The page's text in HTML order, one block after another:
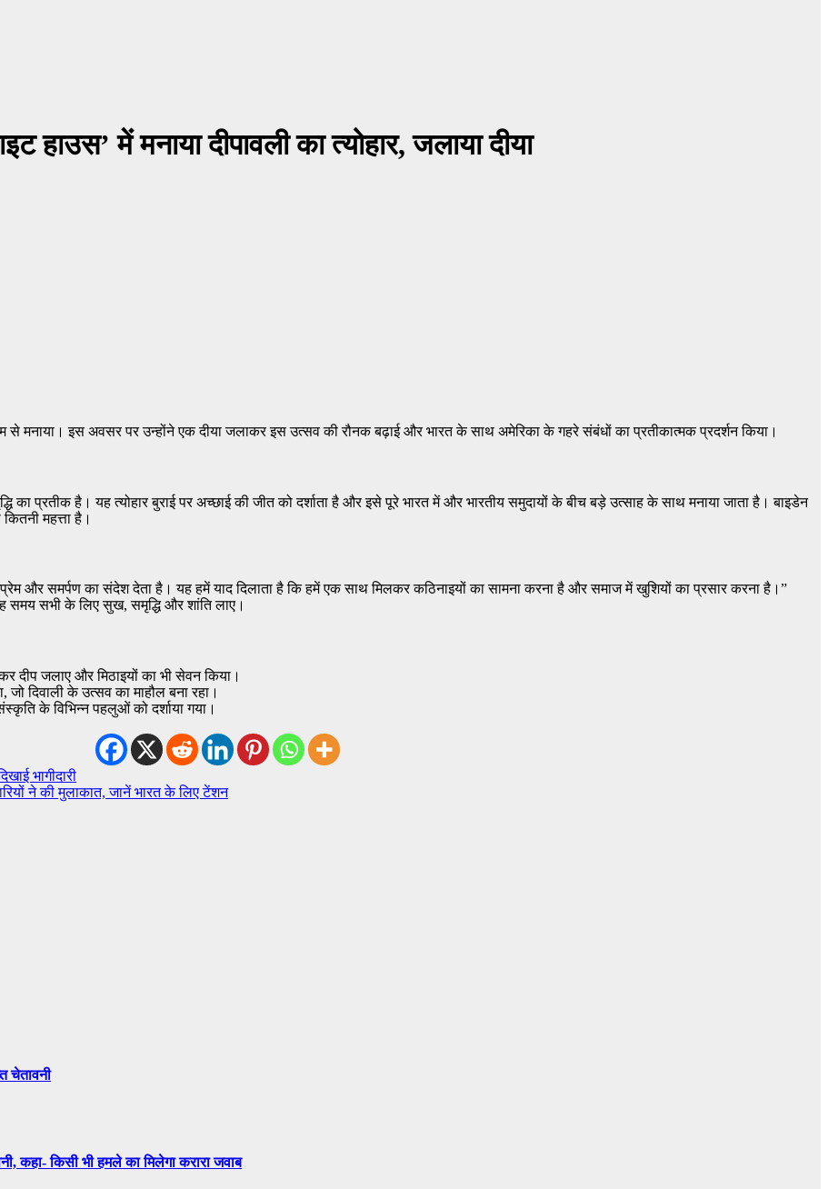
हाउस’ में मनाया दीपावली का त्योहार, जलाया दीया
से मनाया। इस अवसर पर उन्होंने एक दीया जलाकर इस उत्सव की रौनक बढ़ाई और भारत के साथ अमेरिका के गहरे संबंधों का प्रतीकात्मक प्रदर्शन किया।
का प्रतीक है। यह त्योहार बुराई पर अच्छाई की जीत को दर्शाता है और इसे पूरे भारत में और भारतीय समुदायों के बीच बड़े उत्साह के साथ मनाया जाता है। बाइडेन
महत्ता है।
प्रेम और समर्पण का संदेश देता है। यह हमें याद दिलाता है कि हमें एक साथ मिलकर कठिनाइयों का सामना करना है और समाज में खुशियों का प्रसार करना है।”
समय सभी के लिए सुख, समृद्धि और शांति लाए।
दीप जलाए और मिठाइयों का भी सेवन किया।
दिवाली के उत्सव का माहौल बना रहा।
के विभिन्न पहलुओं को दर्शाया गया।
भागीदारी
ने की मुलाकात, जानें भारत के लिए टेंशन
चेतावनी
कहा- किसी भी हमले का मिलेगा करारा जवाब